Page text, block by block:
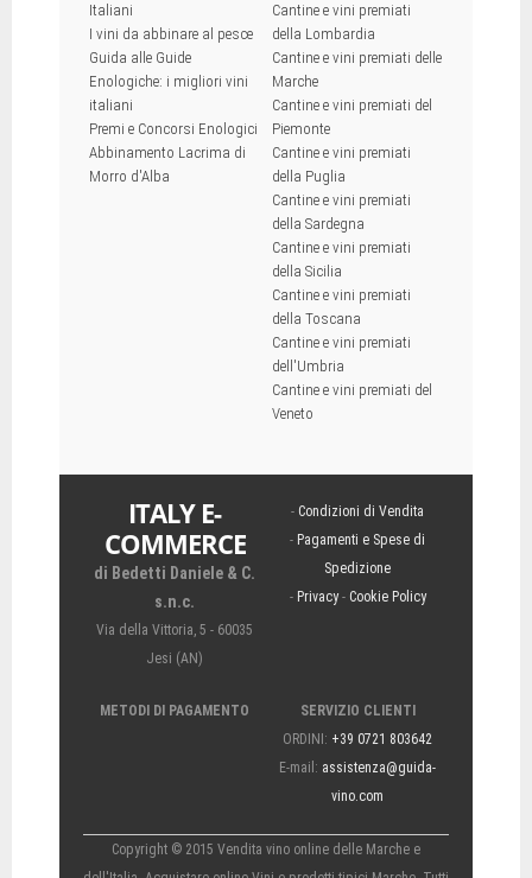
Italiani
I vini da abbinare al pesce
Guida alle Guide
Enologiche: i migliori vini
italiani
Premi e Concorsi Enologici
Abbinamento Lacrima di
Morro d'Alba
Cantine e vini premiati
della Lombardia
Cantine e vini premiati delle
Marche
Cantine e vini premiati del
Piemonte
Cantine e vini premiati
della Puglia
Cantine e vini premiati
della Sardegna
Cantine e vini premiati
della Sicilia
Cantine e vini premiati
della Toscana
Cantine e vini premiati
dell'Umbria
Cantine e vini premiati del
Veneto
ITALY E-
COMMERCE
di Bedetti Daniele & C.
s.n.c.
Via della Vittoria, 5 - 60035
Jesi (AN)
- Condizioni di Vendita
- Pagamenti e Spese di
Spedizione
- Privacy- Cookie Policy
METODI DI PAGAMENTO
SERVIZIO CLIENTI
ORDINI: +39 0721 803642
E-mail: assistenza@guida-
vino.com
Copyright © 2015 Vendita vino online delle Marche e